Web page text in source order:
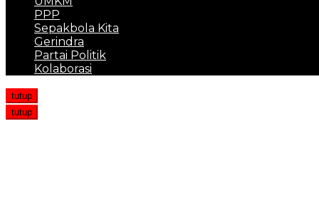
PPP
Sepakbola Kita
Gerindra
Partai Politik
Kolaborasi
tutup
tutup